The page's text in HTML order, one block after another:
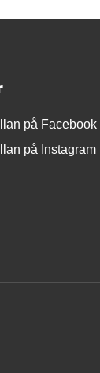
på Facebook
på Instagram